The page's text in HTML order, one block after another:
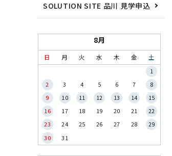
SOLUTION SITE 品川 見学申込
8月
日 月 火 水 木 金 土
1
2
3 4 5 6 7
8
9
10 11 12 13 14
15
16
17 18 19 20 21
22
23
24 25 26 27 28
29
30
31